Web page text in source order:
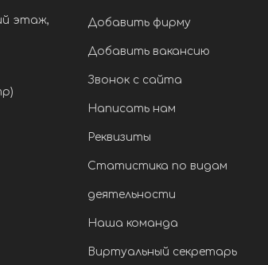
этаж,
Добавить фирму
Добавить вакансию
Звонок с сайта
Написать нам
Реквизиты
Статистика по видам
деятельности
Наша команда
Виртуальный секретарь